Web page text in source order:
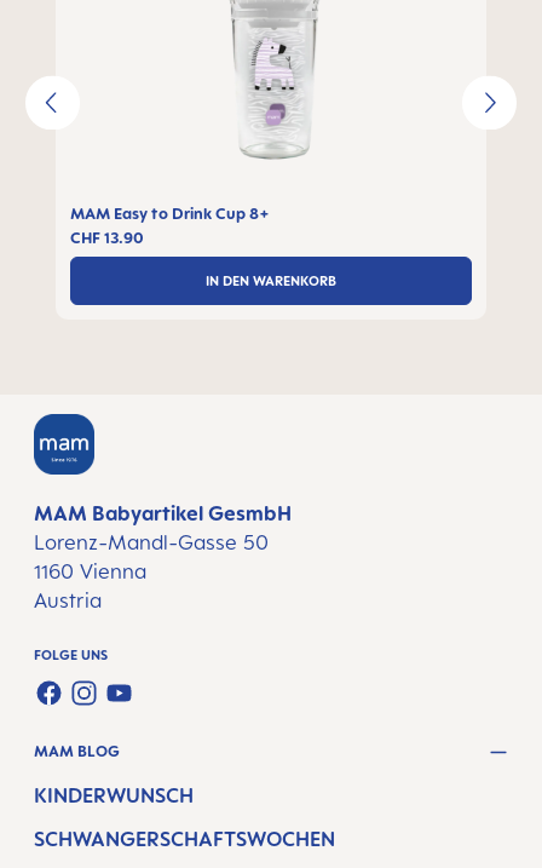
MAM Easy to Drink Cup 8+
CHF 13.90
IN DEN WARENKORB
MAM Babyartikel GesmbH
Lorenz-Mandl-Gasse 50
1160 Vienna
Austria
FOLGE UNS
FACEBOOK
INSTAGRAM
YOUTUBE
MAM BLOG
KINDERWUNSCH
SCHWANGERSCHAFTSWOCHEN